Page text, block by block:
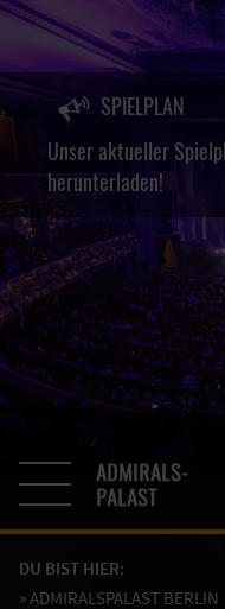
SPIELPLAN
Unser aktueller
herunterladen!
DU BIST HIER:
»ADMIRALSPALAST BERLIN